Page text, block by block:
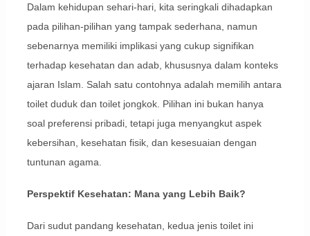
Dalam kehidupan sehari-hari, kita seringkali dihadapkan
pada pilihan-pilihan yang tampak sederhana, namun
sebenarnya memiliki implikasi yang cukup signifikan
terhadap kesehatan dan adab, khususnya dalam konteks
ajaran Islam. Salah satu contohnya adalah memilih antara
toilet duduk dan toilet jongkok. Pilihan ini bukan hanya
soal preferensi pribadi, tetapi juga menyangkut aspek
kebersihan, kesehatan fisik, dan kesesuaian dengan
tuntunan agama.
Perspektif Kesehatan: Mana yang Lebih Baik?
Dari sudut pandang kesehatan, kedua jenis toilet ini